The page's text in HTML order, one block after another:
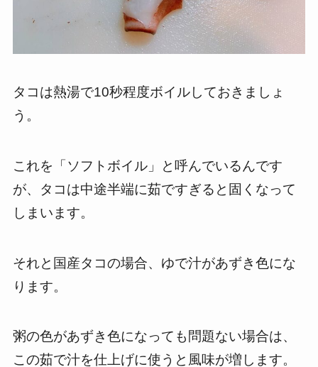
タコは熱湯で10秒程度ボイルしておきましょ
う。
これを「ソフトボイル」と呼んでいるんです
が、タコは中途半端に茹ですぎると固くなって
しまいます。
それと国産タコの場合、ゆで汁があずき色にな
ります。
粥の色があずき色になっても問題ない場合は、
この茹で汁を仕上げに使うと風味が増します。